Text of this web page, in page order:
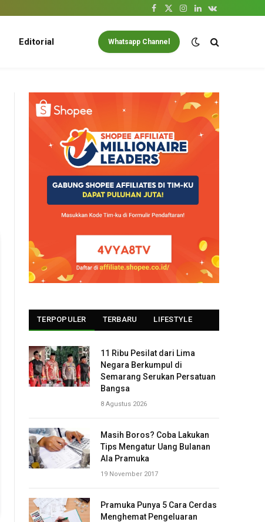
Facebook
X
Instagram
LinkedInVKontakte
Editorial Whatsapp Channel
TERPOPULER TERBARU LIFESTYLE
11 Ribu Pesilat dari Lima
Negara Berkumpul di
Semarang Serukan Persatuan
Bangsa
8 Agustus 2026
Masih Boros? Coba Lakukan
Tips Mengatur Uang Bulanan
Ala Pramuka
19 November 2017
Pramuka Punya 5 Cara Cerdas
Menghemat Pengeluaran